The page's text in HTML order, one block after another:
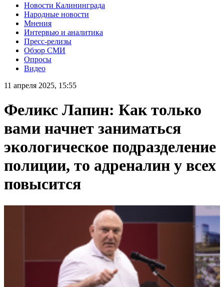
Новости Калининграда
Народные новости
Мнения
Интервью и аналитика
Пресс-релизы
Обзор СМИ
Опросы
Видео
11 апреля 2025, 15:55
Феликс Лапин: Как только
вами начнет заниматься
экологическое подразделение
полиции, то адреналин у всех
повысится